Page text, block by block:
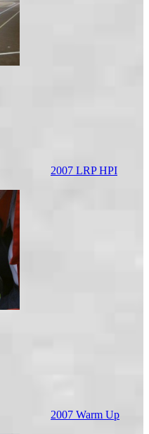
2007 LRP HPI
2007 Warm Up